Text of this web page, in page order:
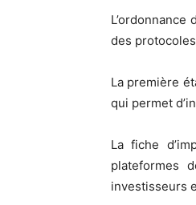
des
La première
qui permet
La fiche
plateformes
investisseurs